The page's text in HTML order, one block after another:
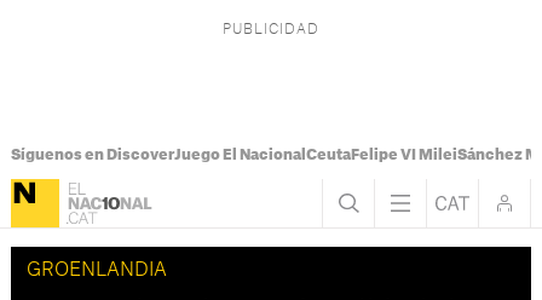
Síguenos en DiscoverJuego El Nacional CeutaFelipe VI MileiSánchez
GROENLANDIA